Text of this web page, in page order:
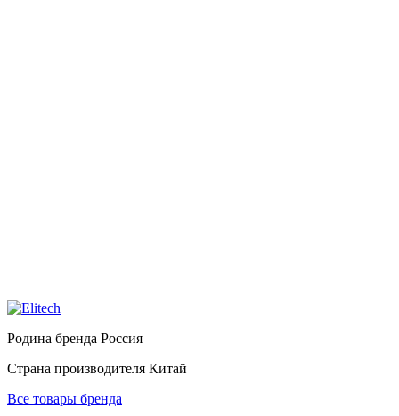
Родина бренда Россия
Страна производителя Китай
Все товары бренда